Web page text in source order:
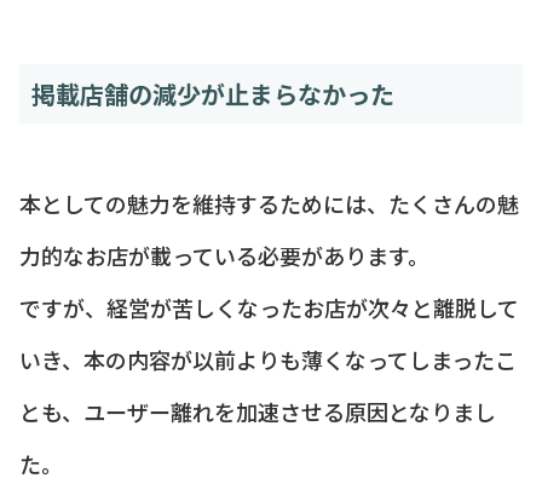
掲載店舗の減少が止まらなかった
本としての魅力を維持するためには、たくさんの魅
力的なお店が載っている必要があります。
ですが、経営が苦しくなったお店が次々と離脱して
いき、本の内容が以前よりも薄くなってしまったこ
とも、ユーザー離れを加速させる原因となりまし
た。